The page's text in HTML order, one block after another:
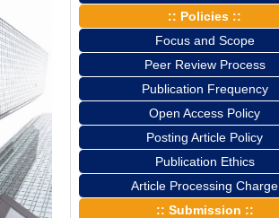
:: Policies ::
Focus and Scope
Peer Review Process
Publication Frequency
Open Access Policy
Posting Article Policy
Publication Ethics
Article Processing Charge
:: Submission ::